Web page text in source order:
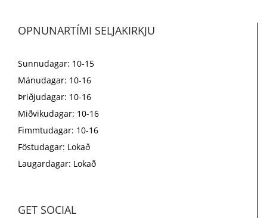
OPNUNARTÍMI SELJAKIRKJU
Sunnudagar: 10-15
Mánudagar: 10-16
Þriðjudagar: 10-16
Miðvikudagar: 10-16
Fimmtudagar: 10-16
Föstudagar: Lokað
Laugardagar: Lokað
GET SOCIAL